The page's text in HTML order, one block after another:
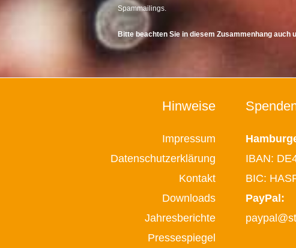
Spammailings.
Bitte beachten Sie in diesem Zusammenhang auch
Hinweise
Impressum
Datenschutzerklärung
Kontakt
Downloads
Jahresberichte
Pressespiegel
IBAN:
BIC:
PayPal: